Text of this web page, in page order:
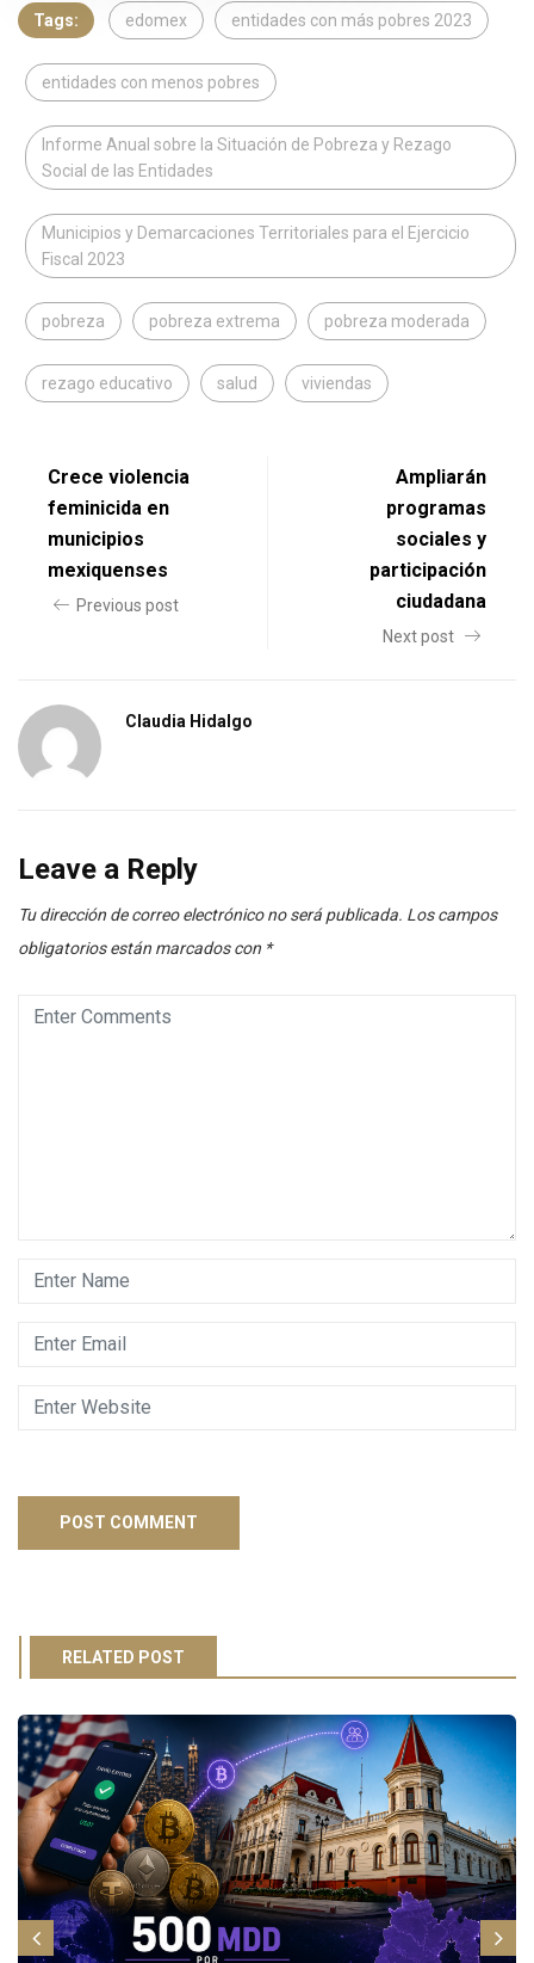
Tags: edomex entidades con más pobres 2023
entidades con menos pobres
Informe Anual sobre la Situación de Pobreza y Rezago
Social de las Entidades
Municipios y Demarcaciones Territoriales para el Ejercicio
Fiscal 2023
pobreza pobreza extrema pobreza moderada
rezago educativo salud viviendas
Crece violencia
feminicida en
municipios
mexiquenses
Previous post
Ampliarán
programas
sociales y
participación
ciudadana
Next post
Claudia Hidalgo
Leave a Reply
Tu dirección de correo electrónico no será publicada. Los campos
obligatorios están marcados con *
RELATED POST